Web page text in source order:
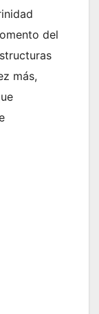
del
más,